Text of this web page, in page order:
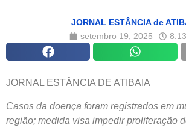
JORNAL ESTÂNCIA de
setembro 19, 2025
JORNAL ESTÂNCIA DE ATIBAIA
Casos da doença foram registrados em
região; medida visa impedir proliferação